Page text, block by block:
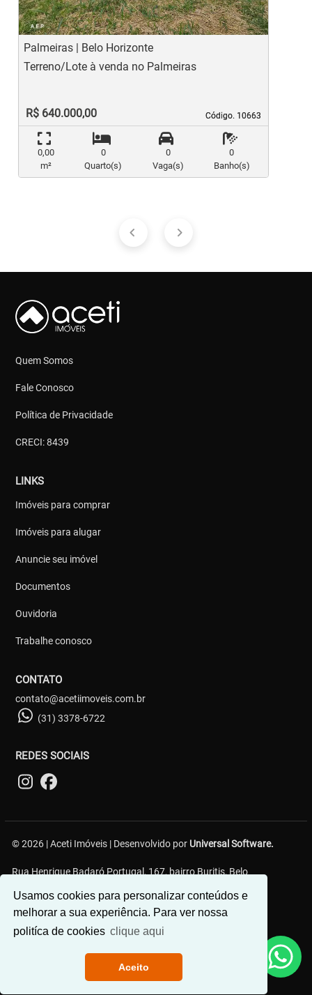
Usamos cookies para personalizar conteúdos e
melhorar a sua experiência. Para ver nossa
politíca de cookies clique aqui
Aceito
Palmeiras | Belo Horizonte
Código. 10663
Código. 10663
Terreno/Lote à venda no Palmeiras
R$ 640.000,00
0,00
m²
0
Quarto(s)
0
Vaga(s)
0
Banho(s)
Quem Somos
Fale Conosco
Política de Privacidade
CRECI: 8439
LINKS
Imóveis para comprar
Imóveis para alugar
Anuncie seu imóvel
Documentos
Ouvidoria
Trabalhe conosco
CONTATO
contato@acetiimoveis.com.br
(31) 3378-6722
REDES SOCIAIS
© 2026 | Aceti Imóveis | Desenvolvido por Universal Software.
Rua Henrique Badaró Portugal, 167, bairro Buritis, Belo